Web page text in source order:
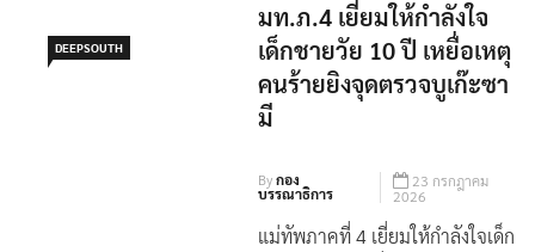
DEEPSOUTH
มท.ภ.4 เยี่ยมให้กำลังใจ
เด็กชายวัย 10 ปี เหยื่อเหตุ
คนร้ายยิงจุดตรวจบูเก๊ะซา
มี
Byกอง
บรรณาธิการ
23 กรกฎาคม
2026
แม่ทัพภาคที่ 4 เยี่ยมให้กำลังใจเด็ก